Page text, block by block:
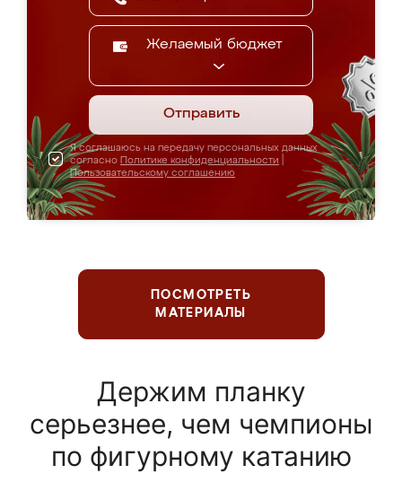
Желаемый бюджет
Отправить
Я соглашаюсь на передачу персональных данных
согласно Политике конфиденциальности
Пользовательскому соглашению
ПОСМОТРЕТЬ
МАТЕРИАЛЫ
Держим планку
серьезнее, чем чемпионы
по фигурному катанию